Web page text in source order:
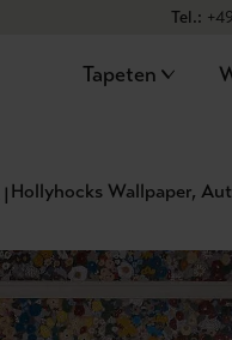
Tel.:
Tapeten
Hollyhocks Wallpaper,